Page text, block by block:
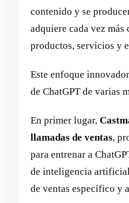
contenido y se
adquiere cada vez más
productos, servicios y
Este enfoque
de ChatGPT de varias
En primer lugar,
llamadas de ventas,
para entrenar a
de inteligencia artificial
de ventas específico y